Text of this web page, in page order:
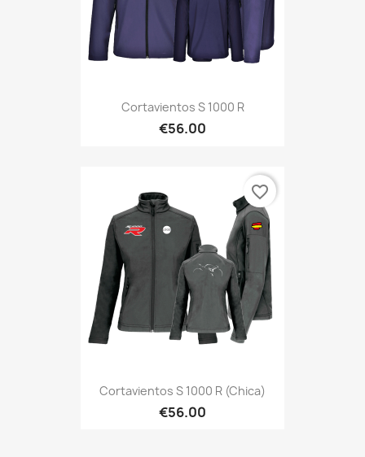
Cortavientos S 1000 R
€56.00
Cortavientos S 1000 R (Chica)
€56.00
favorite_border